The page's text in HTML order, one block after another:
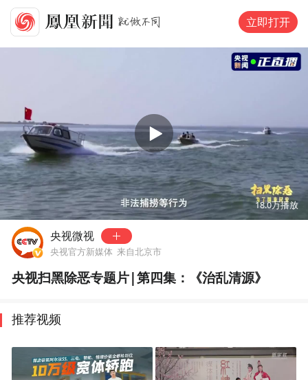
立即打开
00:00 40:46
18.0万播放
央视微视
央视官方新媒体 来自北京市
央视扫黑除恶专题片|第四集：《治乱清源》
推荐视频